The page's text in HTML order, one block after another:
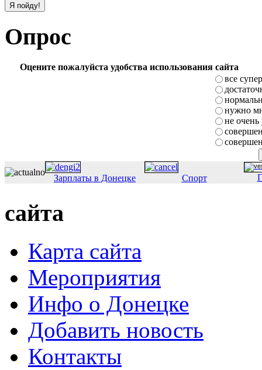
Опрос
Оцените пожалуйста удобства использования сайта
все супер
нужно
не очень
Зарплаты в Донецке Спорт
сайта
Карта сайта
Мероприятия
Инфо о Донецке
Добавить новость
Контакты